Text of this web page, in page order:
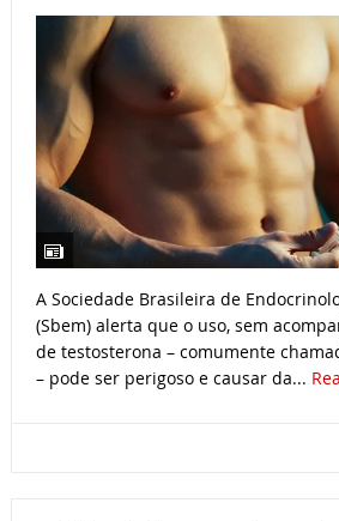
A Sociedade Brasileira de
(Sbem) alerta que o uso, sem
de testosterona – comumente
– pode ser perigoso e causar da...